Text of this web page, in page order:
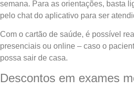
semana. Para as orientações, basta
pelo chat do aplicativo para ser
Com o cartão de saúde, é possível
presenciais ou online – caso o
possa sair de casa.
Descontos em exames